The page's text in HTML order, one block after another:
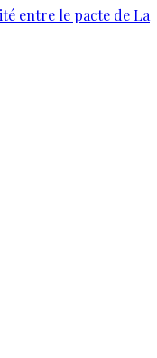
entre le pacte de La